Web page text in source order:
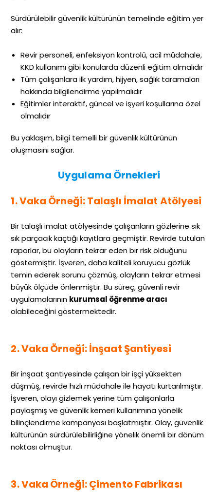
Sürdürülebilir güvenlik kültürünün temelinde eğitim yer
alır:
Revir personeli, enfeksiyon kontrolü, acil müdahale,
KKD kullanımı gibi konularda düzenli eğitim almalıdır
Tüm çalışanlara ilk yardım, hijyen, sağlık taramaları
hakkında bilgilendirme yapılmalıdır
Eğitimler interaktif, güncel ve işyeri koşullarına özel
olmalıdır
Bu yaklaşım, bilgi temelli bir güvenlik kültürünün
oluşmasını sağlar.
Uygulama Örnekleri
1. Vaka Örneği: Talaşlı İmalat Atölyesi
Bir talaşlı imalat atölyesinde çalışanların gözlerine sık
sık parçacık kaçtığı kayıtlara geçmiştir. Revirde tutulan
raporlar, bu olayların tekrar eden bir risk olduğunu
göstermiştir. İşveren, daha kaliteli koruyucu gözlük
temin ederek sorunu çözmüş, olayların tekrar etmesi
büyük ölçüde önlenmiştir. Bu süreç, güvenli revir
uygulamalarının kurumsal öğrenme aracı
olabileceğini göstermektedir.
2. Vaka Örneği: İnşaat Şantiyesi
Bir inşaat şantiyesinde çalışan bir işçi yüksekten
düşmüş, revirde hızlı müdahale ile hayatı kurtarılmıştır.
İşveren, olayı gizlemek yerine tüm çalışanlarla
paylaşmış ve güvenlik kemeri kullanımına yönelik
bilinçlendirme kampanyası başlatmıştır. Olay, güvenlik
kültürünün sürdürülebilirliğine yönelik önemli bir dönüm
noktası olmuştur.
3. Vaka Örneği: Çimento Fabrikası